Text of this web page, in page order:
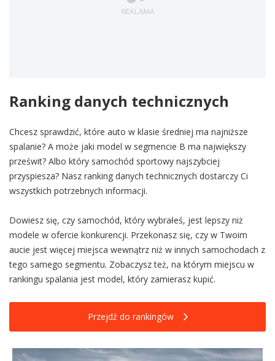
Ranking danych technicznych
Chcesz sprawdzić, które auto w klasie średniej ma najniższe
spalanie? A może jaki model w segmencie B ma największy
prześwit? Albo który samochód sportowy najszybciej
przyspiesza? Nasz ranking danych technicznych dostarczy Ci
wszystkich potrzebnych informacji.
Dowiesz się, czy samochód, który wybrałeś, jest lepszy niż
modele w ofercie konkurencji. Przekonasz się, czy w Twoim
aucie jest więcej miejsca wewnątrz niż w innych samochodach z
tego samego segmentu. Zobaczysz też, na którym miejscu w
rankingu spalania jest model, który zamierasz kupić.
Przejdź do rankingów